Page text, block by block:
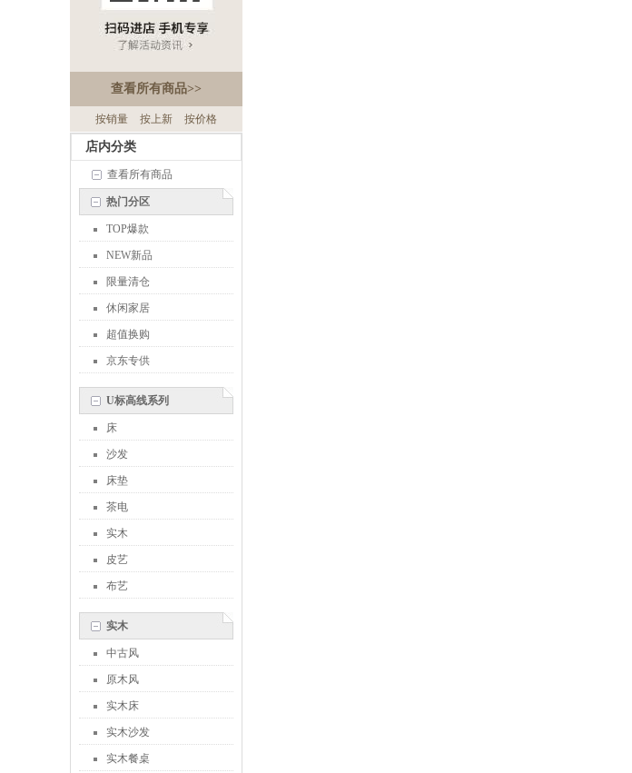
查看所有商品>>
按销量 按上新 按价格
店内分类
查看所有商品
热门分区
TOP爆款
NEW新品
限量清仓
休闲家居
超值换购
京东专供
U标高线系列
床
沙发
床垫
茶电
实木
皮艺
布艺
实木
中古风
原木风
实木床
实木沙发
实木餐桌